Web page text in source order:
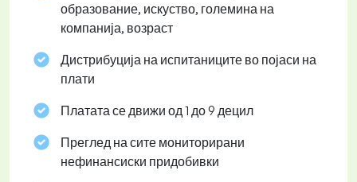
образование, искуство, големина на
компанија, возраст
Дистрибуција на испитаниците во појаси на
плати
Платата се движи од 1 до 9 децил
Преглед на сите мониторирани
нефинансиски придобивки